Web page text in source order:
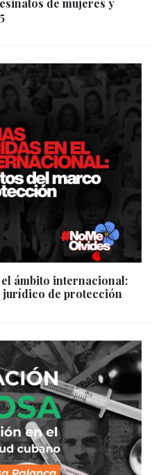
de mujeres y
ámbito internacional:
jurídico de protección